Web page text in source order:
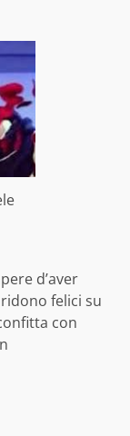
d’aver
felici su
con